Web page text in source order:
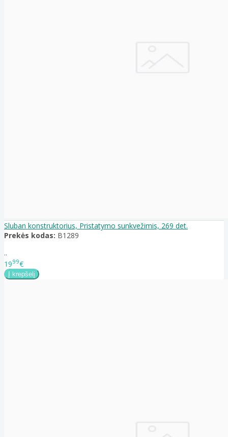
Sluban konstruktorius, Pristatymo sunkvežimis, 269 det.
Prekės kodas: B1289
..
1999€